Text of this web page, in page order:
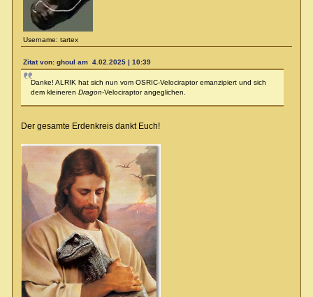
Username: tartex
Zitat von: ghoul am 4.02.2025 | 10:39
Danke! ALRIK hat sich nun vom OSRIC-Velociraptor emanzipiert und sich
dem kleineren Dragon-Velociraptor angeglichen.
Der gesamte Erdenkreis dankt Euch!